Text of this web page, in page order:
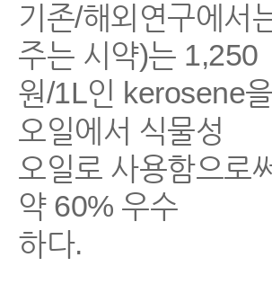
기존/해외연구에서
주는 시약)는 1,250
원/1L인 kerosene
오일에서 식물성
오일로 사용함으로
약 60% 우수
하다.